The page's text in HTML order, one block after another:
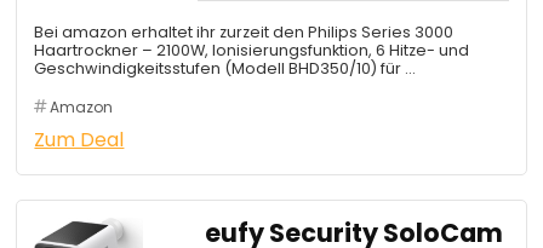
Bei amazon erhaltet ihr zurzeit den Philips Series 3000
Haartrockner – 2100W, Ionisierungsfunktion, 6 Hitze- und
Geschwindigkeitsstufen (Modell BHD350/10) für …
Amazon
Zum Deal
eufy Security SoloCam